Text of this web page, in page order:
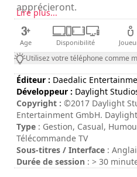
apprécieront.
Lire plus...
Age Disponibilité
Utilisez votre téléphone comme
Éditeur : Daedalic
Développeur : Daylight
Copyright : ©2017 Daylight
Entertainment GmbH.
What the Hell?! and their
of Daylight Studios Pte Ltd.
logo are trademarks of
Type : Gestion, Casual,
Télécommande TV
Sous-titres / Interface :
Durée de session : > 30